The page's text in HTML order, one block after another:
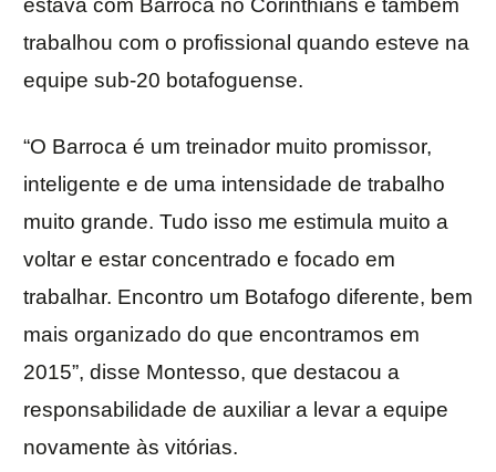
estava com Barroca no Corinthians e também
trabalhou com o profissional quando esteve na
equipe sub-20 botafoguense.
“O Barroca é um treinador muito promissor,
inteligente e de uma intensidade de trabalho
muito grande. Tudo isso me estimula muito a
voltar e estar concentrado e focado em
trabalhar. Encontro um Botafogo diferente, bem
mais organizado do que encontramos em
2015”, disse Montesso, que destacou a
responsabilidade de auxiliar a levar a equipe
novamente às vitórias.